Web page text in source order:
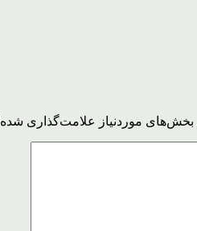
بخش‌های موردنیاز علامت‌گذاری